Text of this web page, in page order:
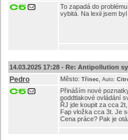
To zapadá do
vybitá. Na lexii jsem
14.03.2025 17:28 - Re: Antipollution
Pedro Město: Třinec Auto:
Přináším nové
poddtlakové ovládání
ŘJ jde koupit za cca
Fap vložka cca 3t. Je
Cena práce? Pak je